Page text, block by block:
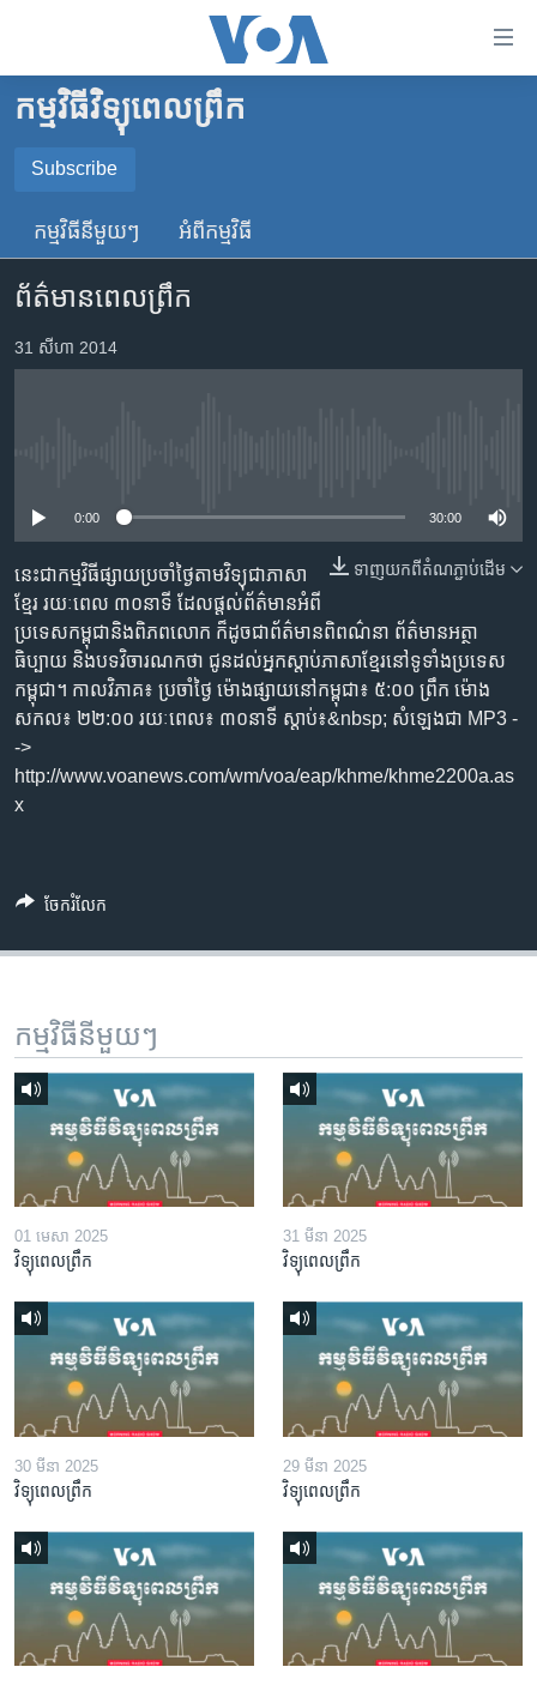
គេហទំព័រ​
ទាក់ទង
រំលង​
ទំព័រ​
ព័ត៌មាន​​
តែ​
ម្តង
រចនា
សម្ព័ន្ធ​
រំលង​
និង​
ចូល​
ទៅ​
កាន់​
ទំព័រ​
ស្វែង​
រក
កម្ពុជា
អន្តរជាតិ
ចិន
ហេឡូវីអូអេ
កម្ពុជាច្នៃប្រតិដ្ឋ
កម្មវិធីទាំងអស់
Khmer English
បណ្តាញ​សង្គម
កម្មវិធីវិទ្យុពេលព្រឹក
Subscribe
SUBSCRIBE
កម្មវិធី​នីមួយៗ អំពី​កម្មវិធី​
ព័ត៌មានពេលព្រឹក
31 សីហា 2014
0:00 30:00
ទាញ​យក​ពី​តំណភ្ជាប់​ដើម
នេះជា​កម្ម​វិធីផ្សាយ​ប្រចាំថ្ងៃ​តាម​វិទ្យុ​ជា​ភាសា​
ខ្មែរ​ រយៈ​ពេល​ ៣០​​នាទី ដែល​ផ្តល់​ព័ត៌មាន​អំពី​
ប្រទេស​កម្ពុជា​និង​ពិភព​លោក​ ក៏ដូច​​ជា​ព័ត៌មាន​ពិពណ៌នា​ ព័ត៌មាន​អត្ថា​
ធិប្បាយ​ និង​បទ​​វិចារណកថា​ ជូន​ដល់​អ្នក​ស្តាប់​ភាសា​ខ្មែរ​នៅ​ទូទាំង​ប្រទេស​
កម្ពុជា។ កាល​វិភាគ៖ ប្រចាំ​ថ្ងៃ ម៉ោង​ផ្សាយ​នៅ​កម្ពុជា៖ ៥:០០ ព្រឹក ម៉ោង​
សកល៖ ២២:០០ រយៈពេល៖ ៣០​នាទី ស្តាប់​៖&nbsp; សំឡេងជា​ MP3 -
->
http://www.voanews.com/wm/voa/eap/khme/khme2200a.as
x
ចែករំលែក
កម្មវិធី​នីមួយៗ
01 មេសា 2025
វិទ្យុពេលព្រឹក
31 មីនា 2025
វិទ្យុពេលព្រឹក
30 មីនា 2025
វិទ្យុពេលព្រឹក
29 មីនា 2025
វិទ្យុពេលព្រឹក